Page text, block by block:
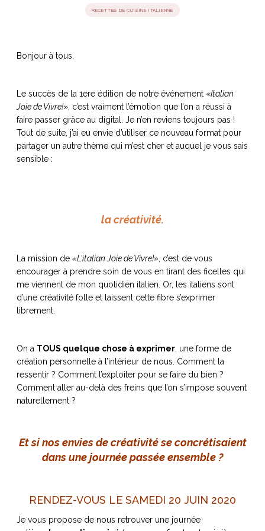
LIRE
ITALIEN
joie de vivre
SUBLIME !
Lucia
Les cuirs de
Burano, la palette
de tous les
superlatifs
AND I
journal
bord
WEBSERIE
Dolce Follia
RECETTES DE CUISINE ITALIENNE
Bonjour à tous,
Le succès de la 1ere édition de notre événement «Italian
Joie de Vivre!», c’est vraiment l’émotion que l’on a réussi à
faire passer grâce au digital. Je n’en reviens toujours pas !
Tout de suite, j’ai eu envie d’utiliser ce nouveau format pour
partager un autre thème qui m’est cher et auquel je vous sais
sensible :
la créativité.
La mission de «L’italian Joie de Vivre!» , c’est de vous
encourager à prendre soin de vous en tirant des ficelles qui
me viennent de mon quotidien italien. Or, les italiens sont
d’une créativité folle et laissent cette fibre s’exprimer
librement.
On a TOUS quelque chose à exprimer, une forme de
création personnelle à l’intérieur de nous. Comment la
ressentir ? Comment l’exploiter pour se faire du bien ?
Comment aller au-delà des freins que l’on s’impose souvent
naturellement ?
Et si nos envies de créativité se concrétisaient
dans une journée passée ensemble ?
RENDEZ-VOUS LE SAMEDI 20 JUIN 2020
Je vous propose de nous retrouver une journée